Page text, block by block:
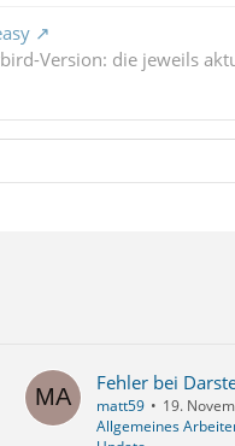
Version: die jeweils
matt59
19.
Allgemeines